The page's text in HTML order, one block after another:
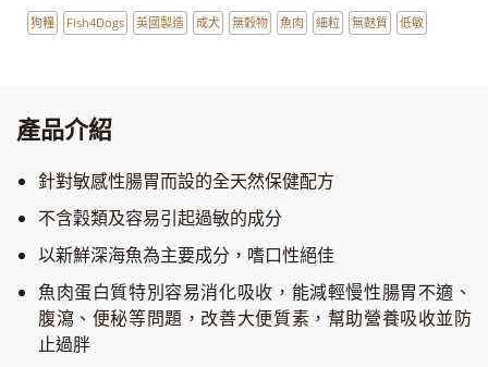
狗糧 Fish4Dogs 英國製造 成犬 無穀物 魚肉 細粒 無麩質 低敏
產品介紹
針對敏感性腸胃而設的全天然保健配方
不含穀類及容易引起過敏的成分
以新鮮深海魚為主要成分，嗜口性絕佳
魚肉蛋白質特別容易消化吸收，能減輕慢性腸胃不適、
腹瀉、便秘等問題，改善大便質素，幫助營養吸收並防
止過胖